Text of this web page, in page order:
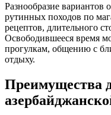
Разнообразие вариантов
рутинных походов по
рецептов, длительного
Освободившееся время
прогулкам, общению с
отдыху.
Преимущества